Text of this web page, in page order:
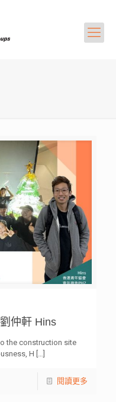
仲軒 Hins
the construction site
H […]
閱讀更多